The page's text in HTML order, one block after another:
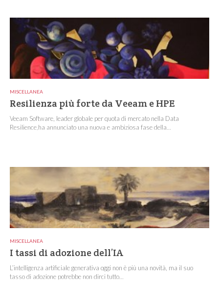
MISCELLANEA
Resilienza più forte da Veeam e HPE
Veeam Software, leader globale per quota di mercato nella Data
Resilience,ha annunciato una nuova e ambiziosa fase della...
MISCELLANEA
I tassi di adozione dell’IA
L’intelligenza artificiale generativa oggi non è più una novità, ma il suo
tasso di adozione potrebbe non dirci tutto...